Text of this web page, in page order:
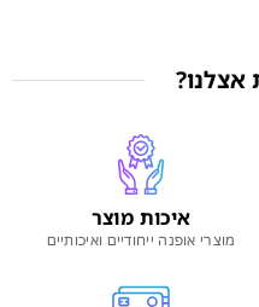
אצלנו?
איכות מוצר
מוצרי אופנה ייחודיים ואיכותיים